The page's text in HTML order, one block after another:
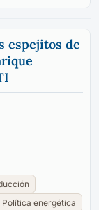
espejitos de
Política energética